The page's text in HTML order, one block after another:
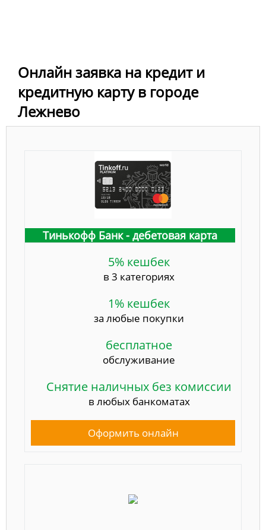
Онлайн заявка на кредит и
кредитную карту в городе
Лежнево
Тинькофф Банк - дебетовая карта
5% кешбек
в 3 категориях
1% кешбек
за любые покупки
бесплатное
обслуживание
Снятие наличных без комиссии
в любых банкоматах
Оформить онлайн